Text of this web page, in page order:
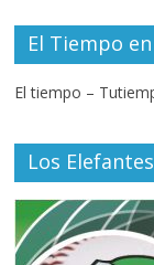
El Tiempo
El tiempo –
Los Elefantes